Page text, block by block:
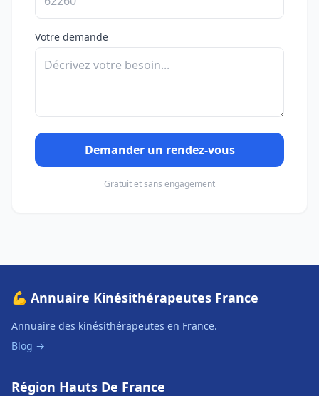
Votre demande
Demander un rendez-vous
Gratuit et sans engagement
💪 Annuaire Kinésithérapeutes France
Annuaire des kinésithérapeutes en France.
Blog →
Région Hauts De France